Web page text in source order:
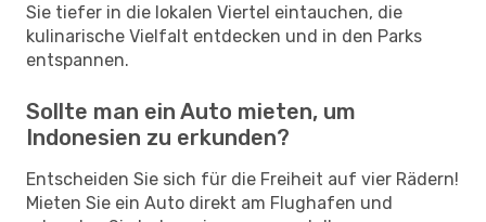
Sie tiefer in die lokalen Viertel eintauchen, die
kulinarische Vielfalt entdecken und in den Parks
entspannen.
Sollte man ein Auto mieten, um
Indonesien zu erkunden?
Entscheiden Sie sich für die Freiheit auf vier Rädern!
Mieten Sie ein Auto direkt am Flughafen und